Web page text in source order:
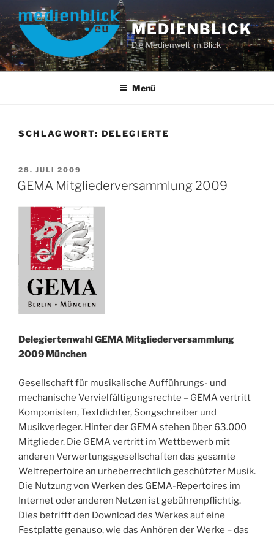
Inhalt
springen
MEDIENBLICK
Die Medienwelt im Blick
Menü
SCHLAGWORT: DELEGIERTE
VERÖFFENTLICHT
AM
28. JULI 2009
GEMA Mitgliederversammlung 2009
Delegiertenwahl GEMA Mitgliederversammlung
2009 München
Gesellschaft für musikalische Aufführungs- und
mechanische Vervielfältigungsrechte – GEMA vertritt
Komponisten, Textdichter, Songschreiber und
Musikverleger. Hinter der GEMA stehen über 63.000
Mitglieder. Die GEMA vertritt im Wettbewerb mit
anderen Verwertungsgesellschaften das gesamte
Weltrepertoire an urheberrechtlich geschützter Musik.
Die Nutzung von Werken des GEMA-Repertoires im
Internet oder anderen Netzen ist gebührenpflichtig.
Dies betrifft den Download des Werkes auf eine
Festplatte genauso, wie das Anhören der Werke – das